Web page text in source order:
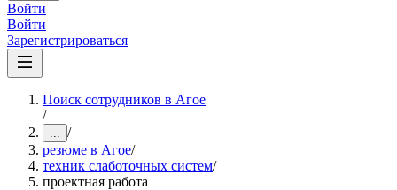
Войти
Войти
Зарегистрироваться
Поиск сотрудников в Агое
/
... /
резюме в Агое/
техник слаботочных систем/
проектная работа